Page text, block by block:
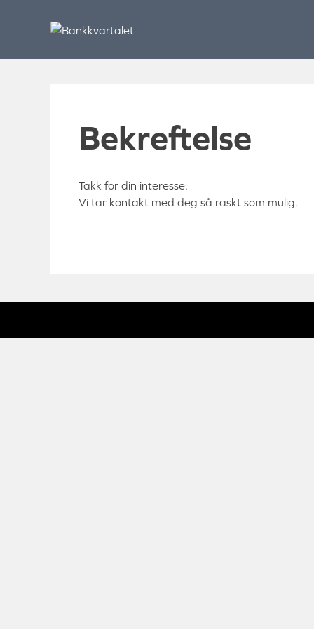
Bekreftelse
Takk for din interesse.
Vi tar kontakt med deg så raskt som mulig.